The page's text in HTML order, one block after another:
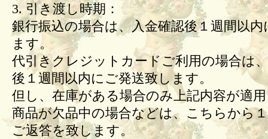
3. 引き渡し時期：
銀行振込の場合は、入金確認後１週間以内
ます。
代引きクレジットカードご利用の場合は
後１週間以内にご発送致します。
但し、在庫がある場合のみ上記内容が適
商品が欠品中の場合などは、こちらから
ご返答を致します。